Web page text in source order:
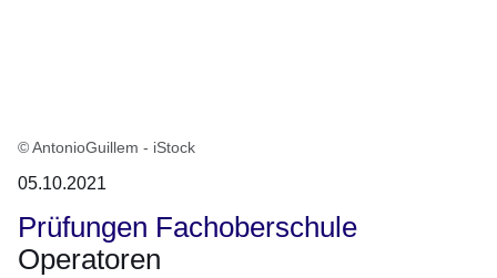
© AntonioGuillem - iStock
05.10.2021
Prüfungen Fachoberschule
Operatoren